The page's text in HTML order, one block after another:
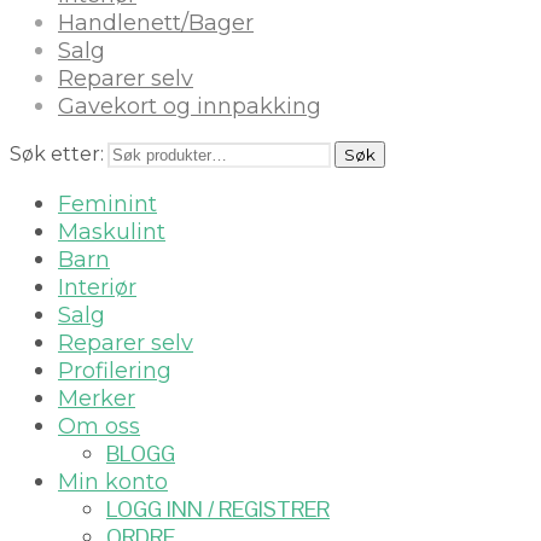
Handlenett/Bager
Salg
Reparer selv
Gavekort og innpakking
Søk etter: Søk
Feminint
Maskulint
Barn
Interiør
Salg
Reparer selv
Profilering
Merker
Om oss
BLOGG
Min konto
LOGG INN / REGISTRER